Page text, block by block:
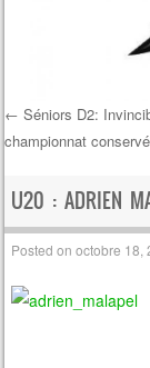
Post
← Séniors D2:
championnat
U20 : ADRIEN
Posted onoctobre 18,